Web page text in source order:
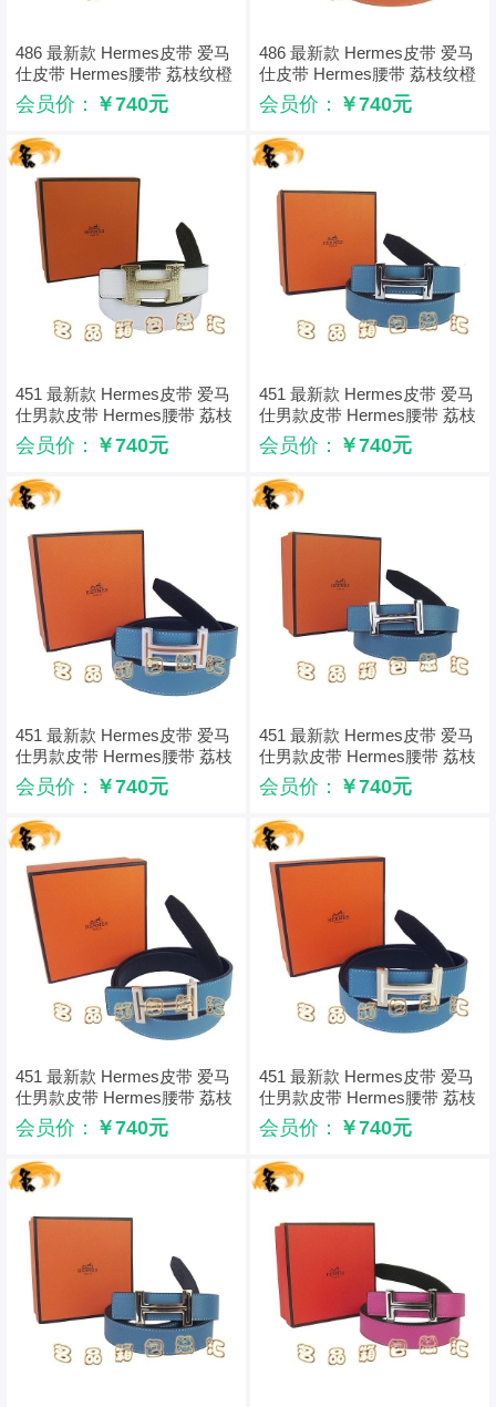
486 最新款 Hermes皮带 爱马
仕皮带 Hermes腰带 荔枝纹橙
配黑 浅金扣3cm
会员价： ￥740元
486 最新款 Hermes皮带 爱马
仕皮带 Hermes腰带 荔枝纹橙
配黑 金扣3cm
会员价： ￥740元
451 最新款 Hermes皮带 爱马
仕男款皮带 Hermes腰带 荔枝
纹白配黑 金扣3cm
会员价： ￥740元
451 最新款 Hermes皮带 爱马
仕男款皮带 Hermes腰带 荔枝
纹中蓝配黑 银配黑扣3cm
会员价： ￥740元
451 最新款 Hermes皮带 爱马
仕男款皮带 Hermes腰带 荔枝
纹中蓝配黑 银配橙扣3cm
会员价： ￥740元
451 最新款 Hermes皮带 爱马
仕男款皮带 Hermes腰带 荔枝
纹中蓝配黑 银配白扣3cm
会员价： ￥740元
451 最新款 Hermes皮带 爱马
仕男款皮带 Hermes腰带 荔枝
纹中蓝配黑 浅金配啡扣3cm
会员价： ￥740元
451 最新款 Hermes皮带 爱马
仕男款皮带 Hermes腰带 荔枝
纹中蓝配黑 浅金配白扣3cm
会员价： ￥740元